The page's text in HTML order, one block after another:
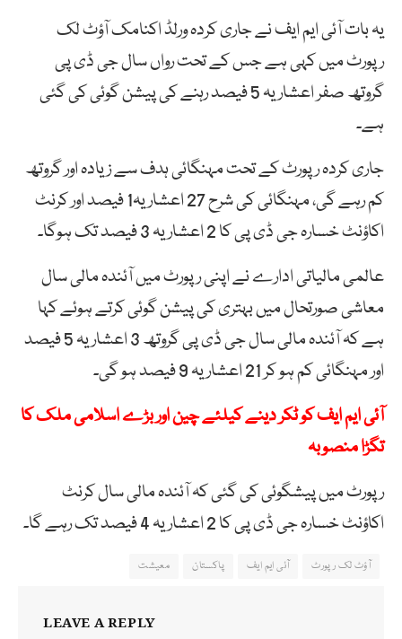
یہ بات آئی ایم ایف نے جاری کردہ ورلڈ اکنامک آؤٹ لک
رپورٹ میں کہی ہے جس کے تحت رواں سال جی ڈی پی
گروتھ صفر اعشاریہ 5 فیصد رہنے کی پیشن گوئی کی گئی
ہے۔
جاری کردہ رپورٹ کے تحت مہنگائی ہدف سے زیادہ اور گروتھ
کم رہے گی، مہنگائی کی شرح 27 اعشاریہ1 فیصد اور کرنٹ
اکاؤنٹ خسارہ جی ڈی پی کا 2 اعشاریہ 3 فیصد تک ہوگا۔
عالمی مالیاتی ادارے نے اپنی رپورٹ میں آئندہ مالی سال
معاشی صورتحال میں بہتری کی پیشن گوئی کرتے ہوئے کہا
ہے کہ آئندہ مالی سال جی ڈی پی گروتھ 3 اعشاریہ 5 فیصد
اور مہنگائی کم ہو کر 21 اعشاریہ 9 فیصد ہو گی۔
آئی ایم ایف کو ٹکر دینے کیلئے چین اور بڑے اسلامی ملک کا
تگڑا منصوبہ
رپورٹ میں پیشگوئی کی گئی کہ آئندہ مالی سال کرنٹ
اکاؤنٹ خسارہ جی ڈی پی کا 2 اعشاریہ 4 فیصد تک رہے گا۔
آؤٹ لک رپورٹ آئی ایم ایف پاکستان معیشت
LEAVE A REPLY